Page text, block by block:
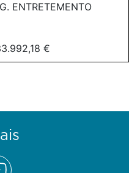
ENTRETEMENTO
€